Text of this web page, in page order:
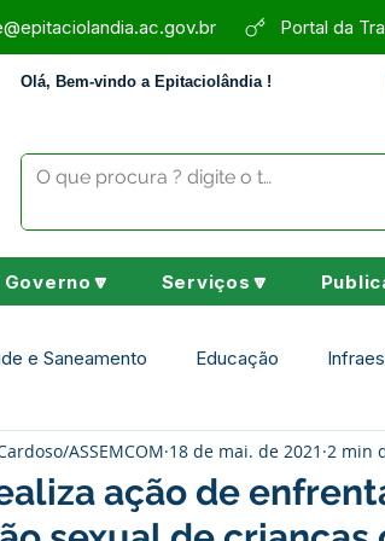
Portal da
Olá, Bem-vindo a Epitaciolândia !
Governo🔽 Serviços🔽
e Saneamento Educação
Assistência Social Desporto Cultura e
ação de
ASSEMCOM 18 de mai. de 2021 2 min